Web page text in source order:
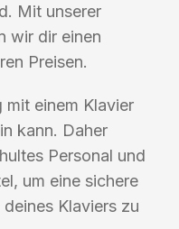
Mit unserer
wir dir einen
Preisen.
einem Klavier
kann. Daher
Personal und
um eine sichere
Klaviers zu